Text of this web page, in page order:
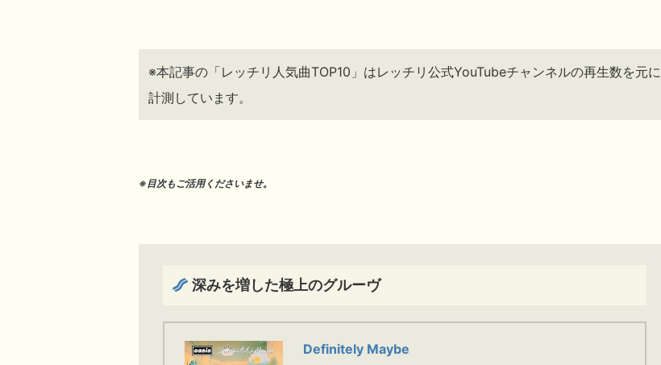
※本記事の「レッチリ人気曲TOP10」はレッチリ公式YouTubeチャンネルの再生数を元に
計測しています。
※目次もご活用くださいませ。
深みを増した極上のグルーヴ
Definitely Maybe